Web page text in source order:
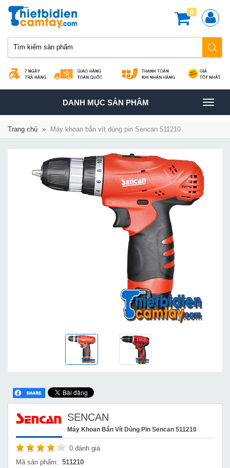
0
TOGGLE
NAVIGATION
DANH MỤC SẢN PHÂM
Trang chủ » Máy khoan bắn vít dùng pin Sencan 511210
SENCAN
Máy Khoan Bắn Vít Dùng Pin Sencan 511210
0 đánh giá
Mã sản phẩm: 511210